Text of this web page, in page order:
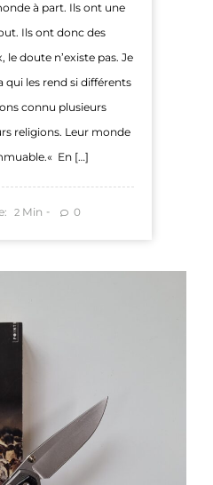
à part. Ils ont une
Ils ont donc des
le doute n’existe pas. Je
qui les rend si différents
connu plusieurs
religions. Leur monde
En […]
2 Min 0